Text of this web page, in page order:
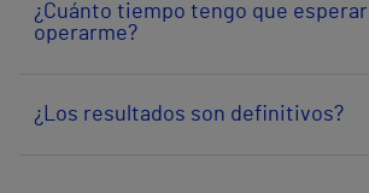
¿Cuánto tiempo tengo que
operarme?
¿Los resultados son definitivos?